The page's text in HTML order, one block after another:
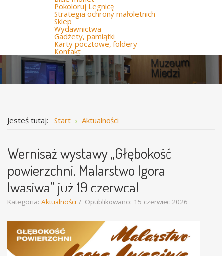
Pokoloruj Legnicę
Strategia ochrony małoletnich
Sklep
Wydawnictwa
Gadżety, pamiątki
Karty pocztowe, foldery
Kontakt
Jesteś tutaj: Start Aktualności
Wernisaż wystawy „Głębokość
powierzchni. Malarstwo Igora
Iwasiwa” już 19 czerwca!
Kategoria: Aktualności Opublikowano: 15 czerwiec 2026